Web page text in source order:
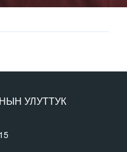
УЛУТТУК